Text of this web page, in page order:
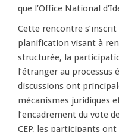
que l’Office National
Cette rencontre
planification visant à
structurée, la
l’étranger au processus
discussions ont
mécanismes juridiques
l’encadrement du vote
CEP, les participants